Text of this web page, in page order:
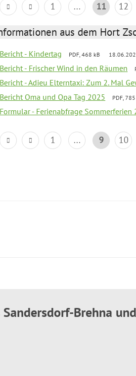
1 ... 11 12
aus dem Hort
Bericht - Kindertag PDF, 468 kB
Bericht - Frischer Wind in den Räumen
Bericht - Adieu Elterntaxi: Zum 2. Mal
Bericht Oma und Opa Tag 2025 PDF,
Formular - Ferienabfrage Sommerferien
1 ... 9 10
Brehna und